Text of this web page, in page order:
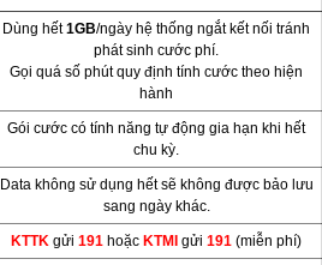
Dùng hết1GB/ngày hệ thống ngắt kết nối tránh
phát sinh cước phí.
Gọi quá số phút quy định tính cước theo hiện
hành
Gói cước có tính năng tự động gia hạn khi hết
chu kỳ.
Data không sử dụng hết sẽ không được bảo lưu
sang ngày khác.
KTTK gửi 191 hoặc KTMI gửi 191 (miễn phí)